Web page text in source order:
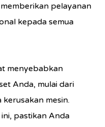
pelayanan
kepada semua
menyebabkan
Anda, mulai dari
mesin.
pastikan Anda